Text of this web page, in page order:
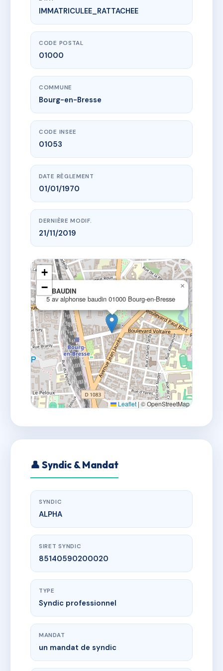
www.vme.plus/AA9074444
5 BAUDIN
5 av alphonse baudin
IMMATRICULEE_RATTACHEE
CODE POSTAL
01000
COMMUNE
Bourg-en-Bresse
CODE INSEE
01053
DATE RÈGLEMENT
01/01/1970
DERNIÈRE MODIF.
21/11/2019
5 BAUDIN
5 av alphonse baudin 01000 Bourg-en-Bresse
×
+
−
Leaflet | © OpenStreetMap
👤 Syndic & Mandat
SYNDIC
ALPHA
SIRET SYNDIC
85140590200020
TYPE
Syndic professionnel
MANDAT
un mandat de syndic